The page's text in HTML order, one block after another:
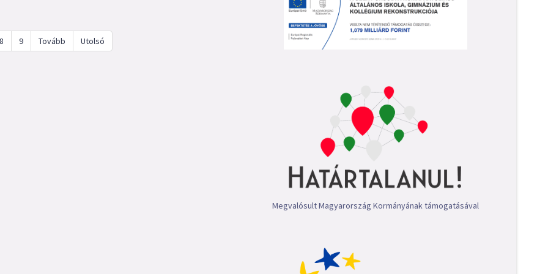
8 9 Tovább Utolsó
Megvalósult Magyarország Kormányának támogatásával